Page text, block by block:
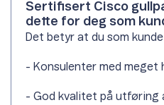
Sertifisert Cisco
dette for deg som
Det betyr at du som
- Konsulenter med meget
- God kvalitet på utføring